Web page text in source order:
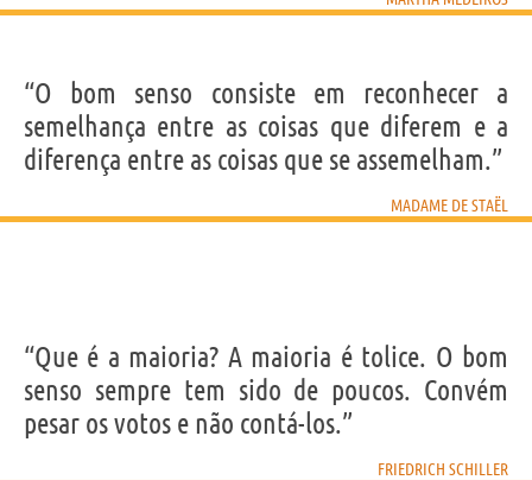
“O bom senso consiste em reconhecer a
semelhança entre as coisas que diferem e a
diferença entre as coisas que se assemelham.”
MADAME DE STAËL
“Que é a maioria? A maioria é tolice. O bom
senso sempre tem sido de poucos. Convém
pesar os votos e não contá-los.”
FRIEDRICH SCHILLER